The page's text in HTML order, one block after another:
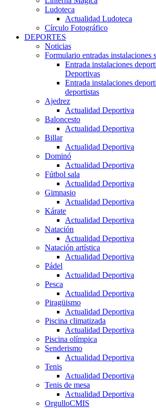
Ludoteca
Actualidad Ludoteca
Círculo Fotográfico
DEPORTES
Noticias
Formulario entradas instalaciones
Entrada instalaciones
Deportivas
Entrada instalaciones
deportistas
Ajedrez
Actualidad Deportiva
Baloncesto
Actualidad Deportiva
Billar
Actualidad Deportiva
Dominó
Actualidad Deportiva
Fútbol sala
Actualidad Deportiva
Gimnasio
Actualidad Deportiva
Kárate
Actualidad Deportiva
Natación
Actualidad Deportiva
Natación artística
Actualidad Deportiva
Pádel
Actualidad Deportiva
Pesca
Actualidad Deportiva
Piragüismo
Actualidad Deportiva
Piscina climatizada
Actualidad Deportiva
Piscina olímpica
Senderismo
Actualidad Deportiva
Tenis
Actualidad Deportiva
Tenis de mesa
Actualidad Deportiva
OrgulloCMIS